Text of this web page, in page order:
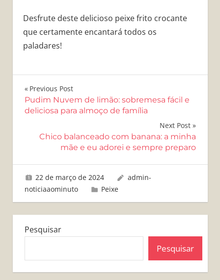
Desfrute deste delicioso peixe frito crocante
que certamente encantará todos os
paladares!
Navegação
de
Post
Previous Post
Pudim Nuvem de limão: sobremesa fácil e
deliciosa para almoço de família
Next Post
Chico balanceado com banana: a minha
mãe e eu adorei e sempre preparo
22 de março de 2024
admin-
noticiaaominuto
Peixe
Pesquisar
Pesquisar